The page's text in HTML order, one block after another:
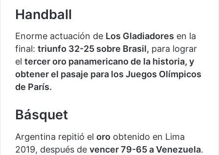
Handball
Enorme actuación de Los Gladiadores en la
final: triunfo 32-25 sobre Brasil, para lograr
el tercer oro panamericano de la historia, y
obtener el pasaje para los Juegos Olímpicos
de París.
Básquet
Argentina repitió el oro obtenido en Lima
2019, después de vencer 79-65 a Venezuela.